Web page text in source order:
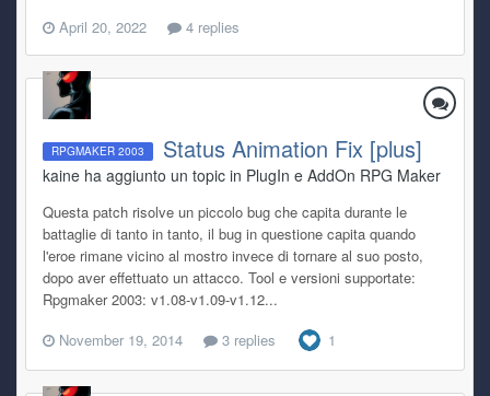
April 20, 2022
4 replies
RPGMAKER 2003 Status Animation Fix [plus]
kaine ha aggiunto un topic in PlugIn e AddOn RPG Maker
Questa patch risolve un piccolo bug che capita durante le
battaglie di tanto in tanto, il bug in questione capita quando
l'eroe rimane vicino al mostro invece di tornare al suo posto,
dopo aver effettuato un attacco. Tool e versioni supportate:
Rpgmaker 2003: v1.08-v1.09-v1.12...
November 19, 2014
3 replies 1